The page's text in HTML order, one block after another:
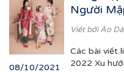
08/10/2021
Người
Viết bởiÁo
Các bài viết
2022 Xu